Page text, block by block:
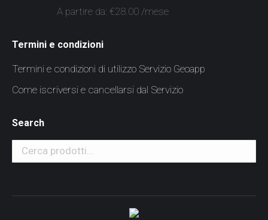
A partire da: €28.00 /mese
Termini e condizioni
Termini e condizioni di utilizzo Servizio Geoapp
Come iscriversi e cancellarsi dal Servizio
Search